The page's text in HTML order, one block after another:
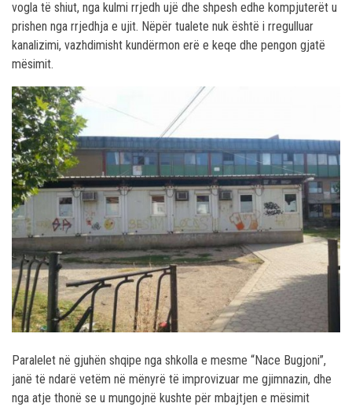
vogla të shiut, nga kulmi rrjedh ujë dhe shpesh edhe kompjuterët u
prishen nga rrjedhja e ujit. Nëpër tualete nuk është i rregulluar
kanalizimi, vazhdimisht kundërmon erë e keqe dhe pengon gjatë
mësimit.
Paralelet në gjuhën shqipe nga shkolla e mesme “Nace Bugjoni”,
janë të ndarë vetëm në mënyrë të improvizuar me gjimnazin, dhe
nga atje thonë se u mungojnë kushte për mbajtjen e mësimit